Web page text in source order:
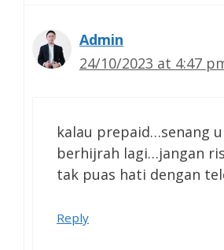
Admin
24/10/2023 at 4:47
kalau prepaid…senang
berhijrah lagi…jangan
tak puas hati dengan
Reply